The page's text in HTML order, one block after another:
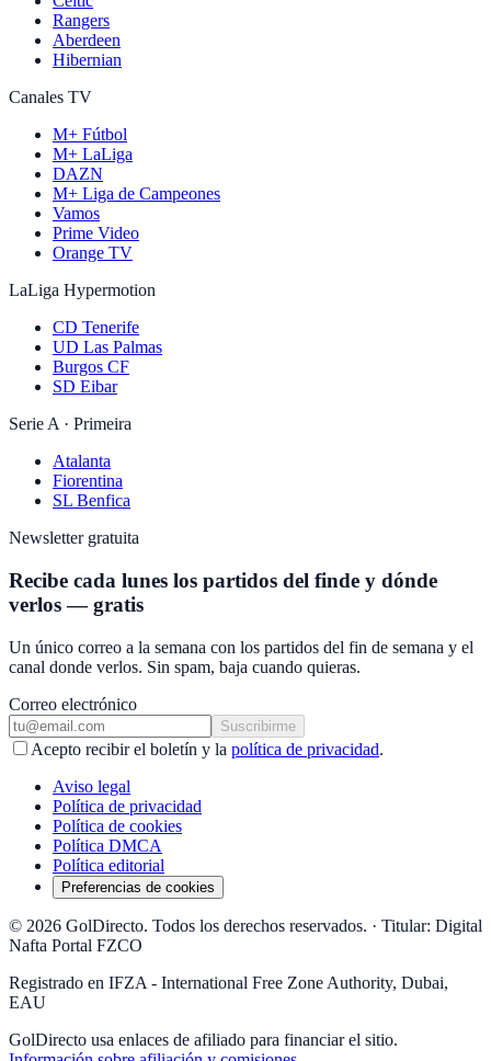
Rangers
Aberdeen
Hibernian
Canales TV
M+ Fútbol
M+ LaLiga
DAZN
M+ Liga de Campeones
Vamos
Prime Video
Orange TV
LaLiga Hypermotion
CD Tenerife
UD Las Palmas
Burgos CF
SD Eibar
Serie A · Primeira
Atalanta
Fiorentina
SL Benfica
Newsletter gratuita
Recibe cada lunes los partidos del finde y dónde
verlos — gratis
Un único correo a la semana con los partidos del fin de semana y el
canal donde verlos. Sin spam, baja cuando quieras.
Correo electrónico
Suscribirme
Acepto recibir el boletín y la política de privacidad.
Aviso legal
Política de privacidad
Política de cookies
Política DMCA
Política editorial
Preferencias de cookies
© 2026 GolDirecto. Todos los derechos reservados. · Titular: Digital
Nafta Portal FZCO
Registrado en IFZA - International Free Zone Authority, Dubai,
EAU
GolDirecto usa enlaces de afiliado para financiar el sitio.